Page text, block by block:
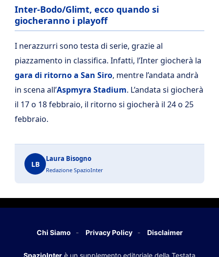
Inter-Bodo/Glimt, ecco quando si
giocheranno i playoff
I nerazzurri sono testa di serie, grazie al
piazzamento in classifica. Infatti, l’Inter giocherà la
gara di ritorno a San Siro, mentre l’andata andrà
in scena all’Aspmyra Stadium. L’andata si giocherà
il 17 o 18 febbraio, il ritorno si giocherà il 24 o 25
febbraio.
LB
Laura Bisogno
Redazione SpazioInter
Chi Siamo Privacy Policy Disclaimer
SpazioInter è un supplemento editoriale della Testata